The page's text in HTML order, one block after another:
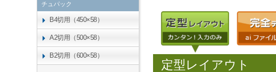
定型レイアウト
チュパック
B4切用（450×58）
A2切用（500×58）
B2切用（600×58）